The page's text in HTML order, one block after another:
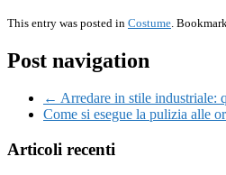
This entry was posted in Costume .
Post navigation
← Arredare in stile industriale:
Come si esegue la pulizia alle
Articoli recenti